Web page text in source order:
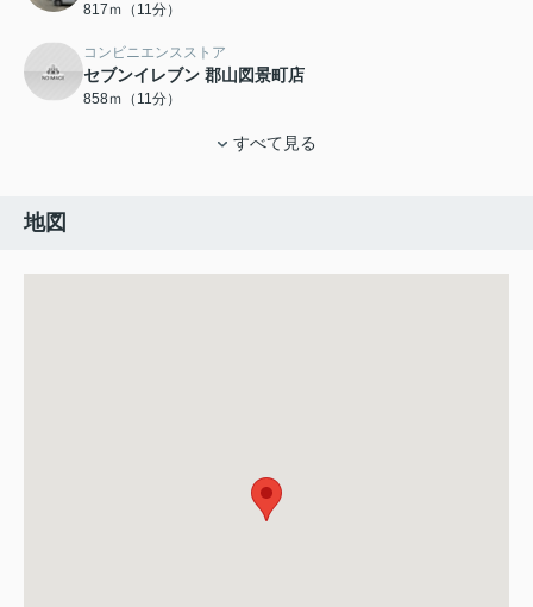
817ｍ（11分）
コンビニエンスストア
セブンイレブン 郡山図景町店
858ｍ（11分）
すべて見る
地図